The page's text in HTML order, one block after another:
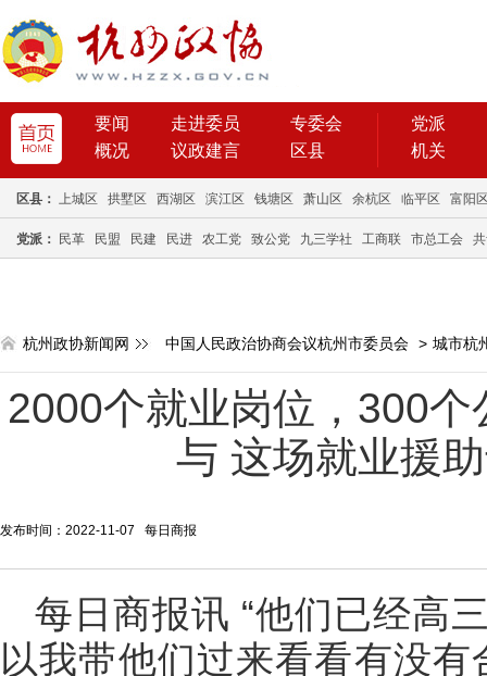
要闻 走进委员
专委会
概况
议政建言 区县
党派
机关
区县： 上城区 拱墅区 西湖区 滨江区 钱塘区 萧山区 余杭区 临平区 富阳
党派： 民革 民盟 民建 民进 农工党 致公党 九三学社 工商联 市总工会
杭州政协新闻网 中国人民政治协商会议杭州市委员会 > 城市杭
2000个就业岗位，300
与 这场就业援
发布时间：2022-11-07 每日商报
每日商报讯 “他们已经高
以我带他们过来看看有没